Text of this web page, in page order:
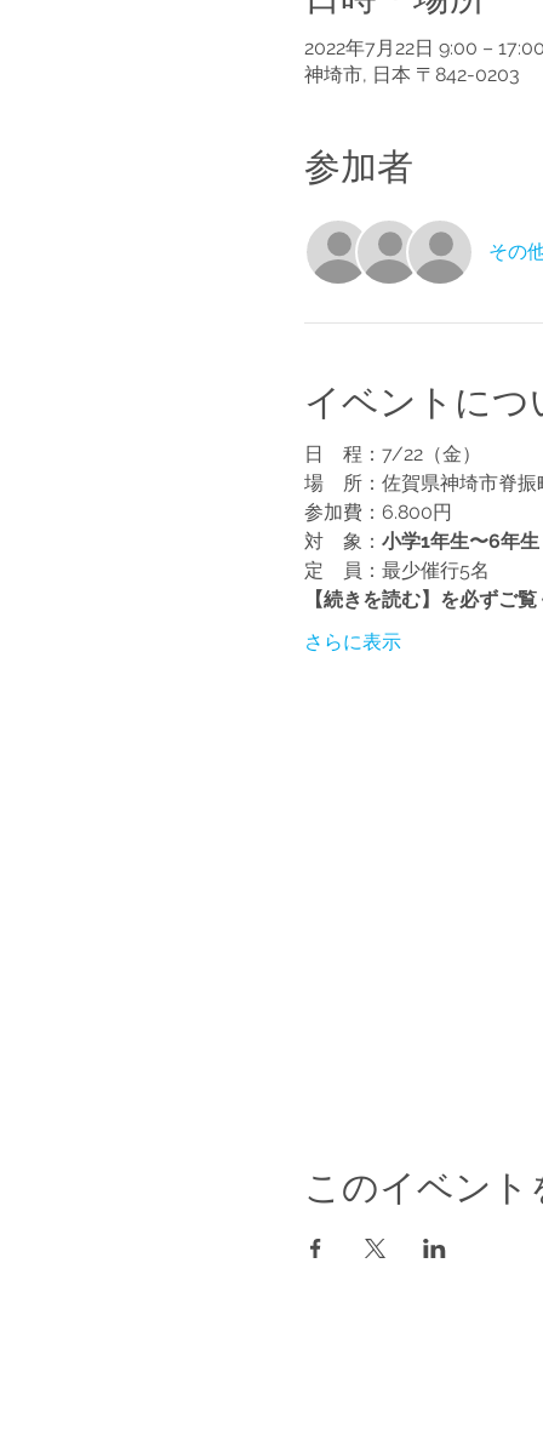
2022年7月22日 9:00 –
神埼市, 日本 〒842-0203
参加者
その
イベントにつ
日　程：7/22（金）
場　所：佐賀県神埼市脊振
参加費：6.800円
対　象： 小学1年生〜6年生
定　員：最少催行5名
【続きを読む】を必ずご
さらに表示
このイベン